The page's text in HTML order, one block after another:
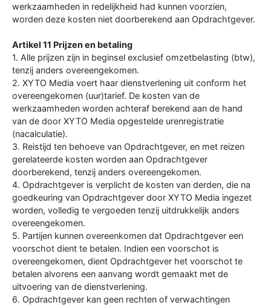
werkzaamheden in redelijkheid had kunnen voorzien,
worden deze kosten niet doorberekend aan Opdrachtgever.
Artikel 11 Prijzen en betaling
1. Alle prijzen zijn in beginsel exclusief omzetbelasting (btw),
tenzij anders overeengekomen.
2. XYTO Media voert haar dienstverlening uit conform het
overeengekomen (uur)tarief. De kosten van de
werkzaamheden worden achteraf berekend aan de hand
van de door XYTO Media opgestelde urenregistratie
(nacalculatie).
3. Reistijd ten behoeve van Opdrachtgever, en met reizen
gerelateerde kosten worden aan Opdrachtgever
doorberekend, tenzij anders overeengekomen.
4. Opdrachtgever is verplicht de kosten van derden, die na
goedkeuring van Opdrachtgever door XYTO Media ingezet
worden, volledig te vergoeden tenzij uitdrukkelijk anders
overeengekomen.
5. Partijen kunnen overeenkomen dat Opdrachtgever een
voorschot dient te betalen. Indien een voorschot is
overeengekomen, dient Opdrachtgever het voorschot te
betalen alvorens een aanvang wordt gemaakt met de
uitvoering van de dienstverlening.
6. Opdrachtgever kan geen rechten of verwachtingen